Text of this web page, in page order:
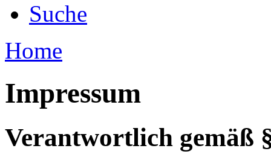
Suche
Home
Impressum
Verantwortlich gemäß